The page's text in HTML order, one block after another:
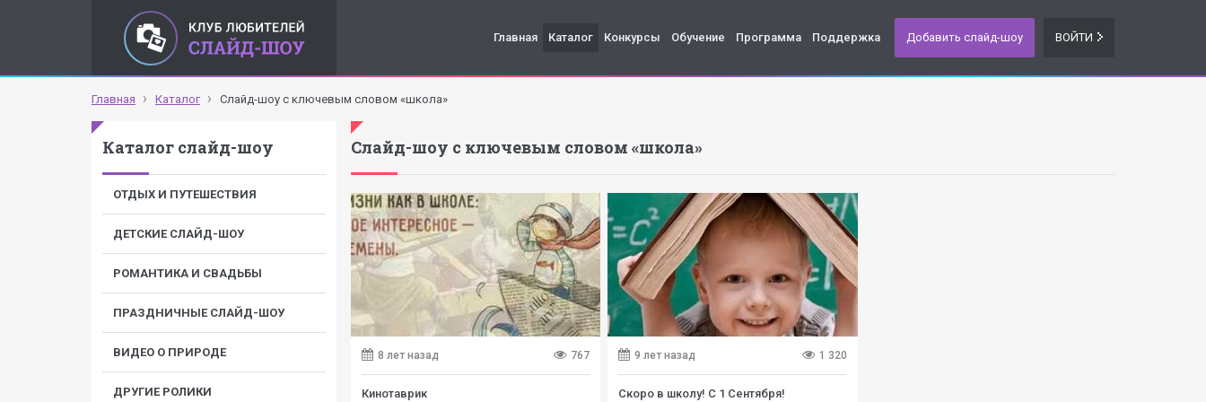
Главная Каталог Конкурсы Обучение Программа Поддержка Добавить слайд-шоу ВОЙТИ
Главная Каталог Слайд-шоу с ключевым словом «школа»
Каталог слайд-шоу
ОТДЫХ И ПУТЕШЕСТВИЯ
ДЕТСКИЕ СЛАЙД-ШОУ
РОМАНТИКА И СВАДЬБЫ
ПРАЗДНИЧНЫЕ СЛАЙД-ШОУ
ВИДЕО О ПРИРОДЕ
ДРУГИЕ РОЛИКИ
Слайд-шоу с ключевым словом «школа»
8 лет назад 767
Кинотаврик
9 лет назад 1 320
Скоро в школу! С 1 Сентября!